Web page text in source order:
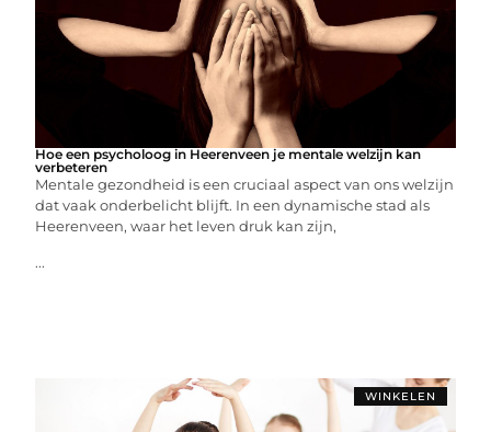
Hoe een psycholoog in Heerenveen je mentale welzijn kan
verbeteren
Mentale gezondheid is een cruciaal aspect van ons welzijn
dat vaak onderbelicht blijft. In een dynamische stad als
Heerenveen, waar het leven druk kan zijn,
...
WINKELEN